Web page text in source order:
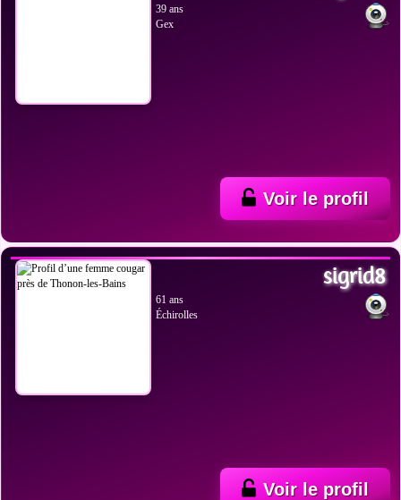
39 ans
Gex
Voir le profil
sigrid8
61 ans
Échirolles
Voir le profil